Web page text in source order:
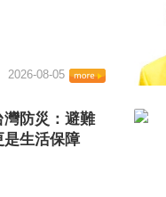
2026-08-05
防災：避難
是生活保障